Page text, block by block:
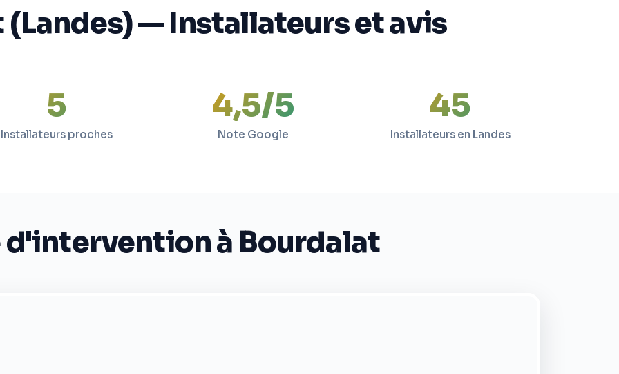
— Installateurs et avis
5
Installateurs proches
4,5/5
Note Google
45
Installateurs en Landes
d'intervention à Bourdalat